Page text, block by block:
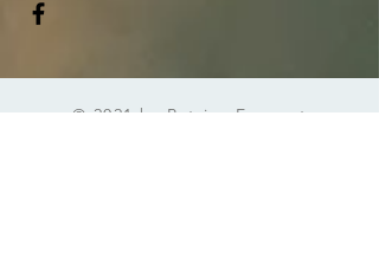
© 2021 by Patrice Ensenat